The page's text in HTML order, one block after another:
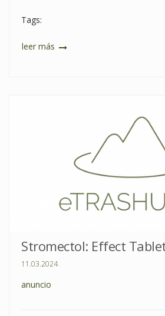
Tags:
leer más
Stromectol: Effect
11.03.2024
anuncio